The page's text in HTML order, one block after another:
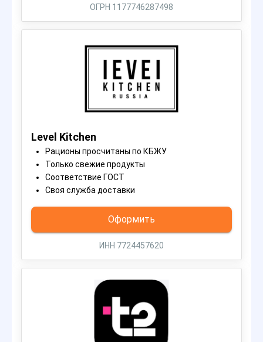
ОГРН 1177746287498
Level Kitchen
Рационы просчитаны по КБЖУ
Только свежие продукты
Соответствие ГОСТ
Своя служба доставки
Оформить
ИНН 7724457620